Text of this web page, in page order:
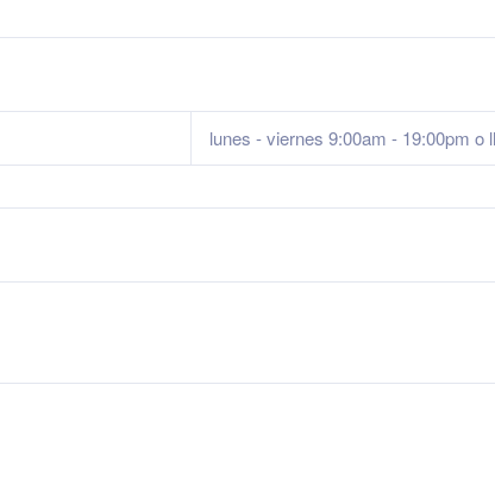
lunes - viernes 9:00am - 19:00pm